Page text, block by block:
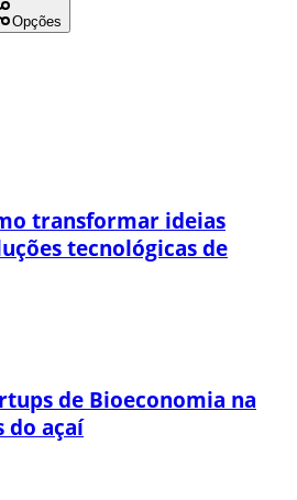
Opções
transformar ideias
tecnológicas de
de Bioeconomia na
do açaí